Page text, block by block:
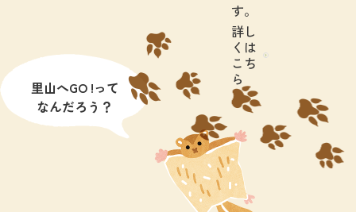
す。
詳し
くは
こち
ら
里山へGO !って
なんだろう？